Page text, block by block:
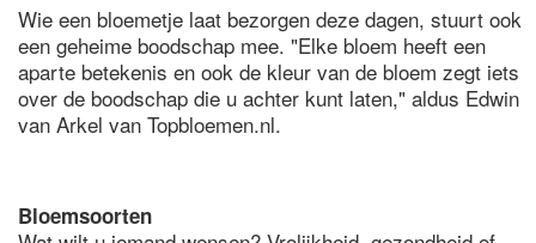
Wie een bloemetje laat bezorgen deze dagen, stuurt ook
een geheime boodschap mee. "Elke bloem heeft een
aparte betekenis en ook de kleur van de bloem zegt iets
over de boodschap die u achter kunt laten," aldus Edwin
van Arkel van Topbloemen.nl.
Bloemsoorten